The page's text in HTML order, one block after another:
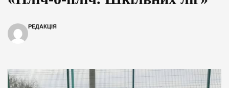
РЕДАКЦІЯ